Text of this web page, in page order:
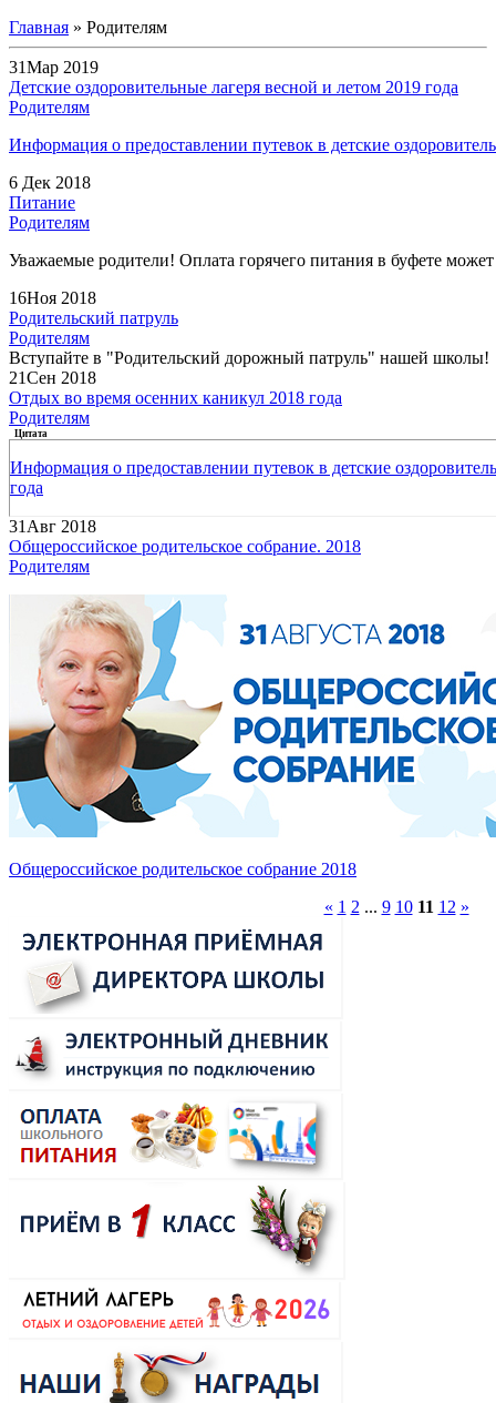
Главная » Родителям
31Мар 2019
Детские оздоровительные лагеря весной и летом 2019 года
Родителям
Информация о предоставлении путевок в детские
6 Дек 2018
Питание
Родителям
Уважаемые родители! Оплата горячего питания в буфете
16Ноя 2018
Родительский патруль
Родителям
Вступайте в "Родительский дорожный патруль" нашей школы!
21Сен 2018
Отдых во время осенних каникул 2018 года
Родителям
Цитата
Информация о предоставлении путевок в детские
года
31 Авг 2018
Общероссийское родительское собрание. 2018
Родителям
Общероссийское родительское собрание 2018
« 1 2 ... 9 10 11 12 »